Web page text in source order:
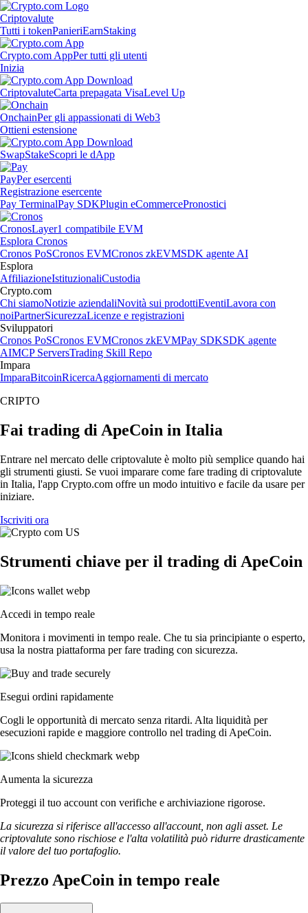
Criptovalute
Tutti i tokenPanieriEarnStaking
Crypto.com AppPer tutti gli utenti
Inizia
CriptovaluteCarta prepagata VisaLevel Up
OnchainPer gli appassionati di Web3
Ottieni estensione
SwapStakeScopri le dApp
PayPer esercenti
Registrazione esercente
Pay TerminalPay SDKPlugin eCommercePronostici
CronosLayer1 compatibile EVM
Esplora Cronos
Cronos PoSCronos EVMCronos zkEVMSDK agente AI
Esplora
AffiliazioneIstituzionaliCustodia
Crypto.com
Chi siamoNotizie aziendaliNovità sui prodottiEventiLavora con
noiPartnerSicurezzaLicenze e registrazioni
Sviluppatori
Cronos PoSCronos EVMCronos zkEVMPay SDKSDK agente
AIMCP ServersTrading Skill Repo
Impara
ImparaBitcoinRicercaAggiornamenti di mercato
CRIPTO
Fai trading di ApeCoin in Italia
Entrare nel mercato delle criptovalute è molto più semplice quando hai
gli strumenti giusti. Se vuoi imparare come fare trading di criptovalute
in Italia, l'app Crypto.com offre un modo intuitivo e facile da usare per
iniziare.
Iscriviti ora
Strumenti chiave per il trading di ApeCoin
Accedi in tempo reale
Monitora i movimenti in tempo reale. Che tu sia principiante o esperto,
usa la nostra piattaforma per fare trading con sicurezza.
Esegui ordini rapidamente
Cogli le opportunità di mercato senza ritardi. Alta liquidità per
esecuzioni rapide e maggiore controllo nel trading di ApeCoin.
Aumenta la sicurezza
Proteggi il tuo account con verifiche e archiviazione rigorose.
La sicurezza si riferisce all'accesso all'account, non agli asset. Le
criptovalute sono rischiose e l'alta volatilità può ridurre drasticamente
il valore del tuo portafoglio.
Prezzo ApeCoin in tempo reale